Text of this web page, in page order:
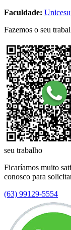
Faculdade:
Fazemos o seu
seu trabalho
Ficaríamos muito
conosco para
(63) 99129-5554